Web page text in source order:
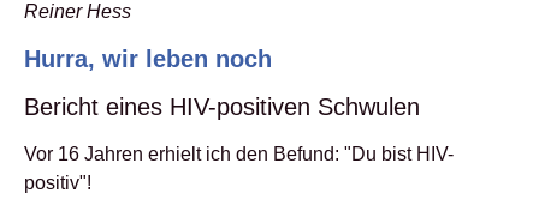
Reiner Hess
Hurra, wir leben noch
Bericht eines HIV-positiven Schwulen
Vor 16 Jahren erhielt ich den Befund: "Du bist HIV-
positiv"!